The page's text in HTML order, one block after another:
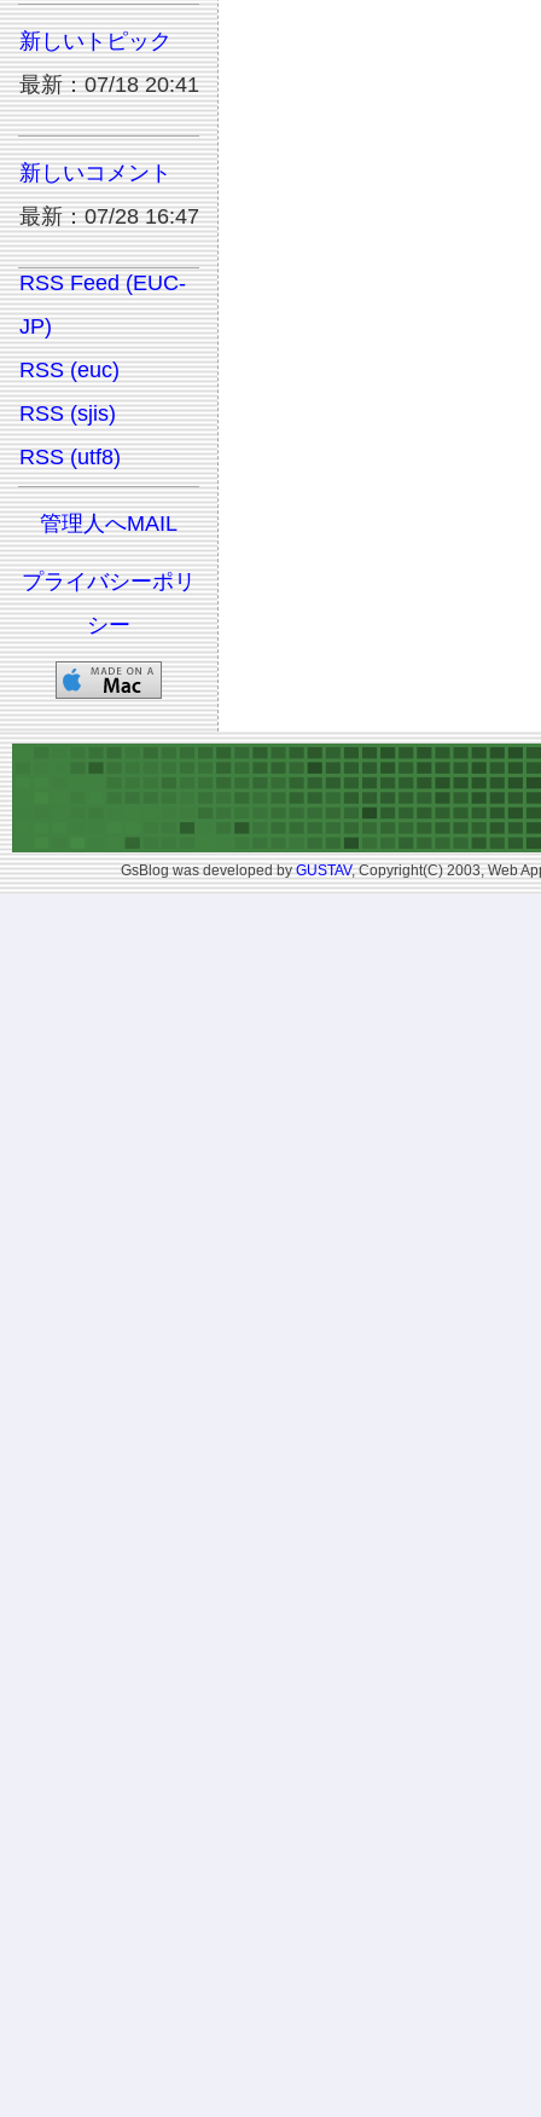
新しいトピック
最新：07/18 20:41
新しいコメント
最新：07/28 16:47
RSS Feed (EUC-
JP)
RSS (euc)
RSS (sjis)
RSS (utf8)
管理人へMAIL
プライバシーポリ
シー
GsBlog was developed byGUSTAV, Copyright(C) 2003, Web